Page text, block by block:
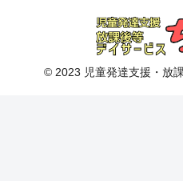
© 2023 児童発達支援・放